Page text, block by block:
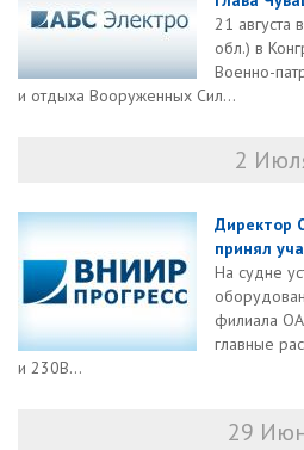
21 августа
обл.) в
Военно-
и отдыха Вооруженных Сил...
2
Директор
принял
На судне
филиала
главные
и 230В...
29